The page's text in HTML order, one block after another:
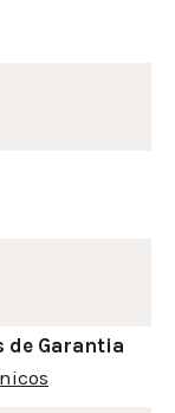
de Garantia